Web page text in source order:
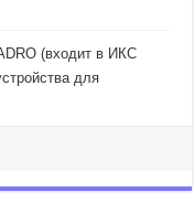
(входит в ИКС
для